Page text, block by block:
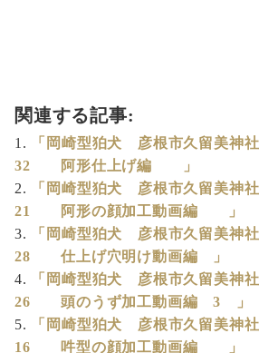
関連する記事:
「岡崎型狛犬 彦根市久留美神
32 阿形仕上げ編 」
「岡崎型狛犬 彦根市久留美神
21 阿形の顔加工動画編 」
「岡崎型狛犬 彦根市久留美
28 仕上げ穴明け動画編 」
「岡崎型狛犬 彦根市久留美神
26 頭のうず加工動画編 3 」
「岡崎型狛犬 彦根市久留美神
16 吽型の顔加工動画編 」